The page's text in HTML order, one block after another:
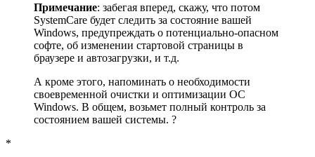
Примечание: забегая вперед, скажу, что потом
SystemCare будет следить за состояние вашей
Windows, предупреждать о потенциально-опасном
софте, об изменении стартовой страницы в
браузере и автозагрузки, и т.д.
А кроме этого, напоминать о необходимости
своевременной очистки и оптимизации ОС
Windows. В общем, возьмет полный контроль за
состоянием вашей системы. ?
*